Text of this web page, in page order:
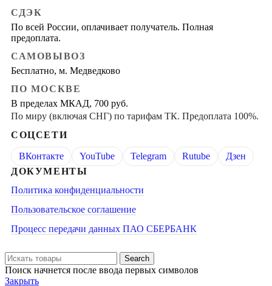
СДЭК
По всей России, оплачивает получатель. Полная
предоплата.
САМОВЫВОЗ
Бесплатно, м. Медведково
ПО МОСКВЕ
В пределах МКАД, 700 руб.
По миру (включая СНГ) по тарифам ТК. Предоплата 100%.
СОЦСЕТИ
ВКонтакте YouTube Telegram Rutube
Дзен
ДОКУМЕНТЫ
Политика конфиденциальности
Пользовательское соглашение
Процесс передачи данных ПАО СБЕРБАНК
Search
Поиск начнется после ввода первых символов
Закрыть